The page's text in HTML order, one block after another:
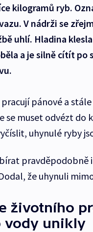
kilogramů ryb.
V nádrži se
uhlí. Hladina
a je silně cítít
pánové a
se muset odvézt do
uhynulé ryby
pravděpodobně
že uhynuli
životního
vody unikly